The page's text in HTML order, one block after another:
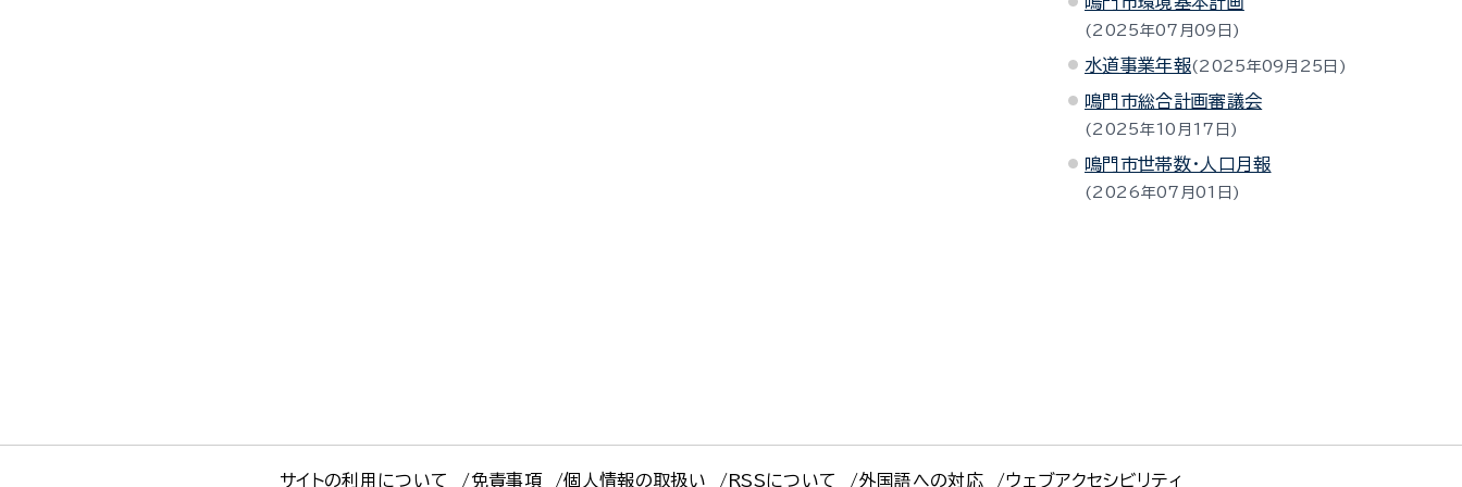
2025年07月09日
水道事業年報 2025年09月25日
鳴門市総合計画審議会
2025年10月17日
鳴門市世帯数・人口月報
2026年07月01日
サイトの利用について 免責事項 個人情報の取扱い RSSについて 外国語への対応 ウェブアクセシビリティ